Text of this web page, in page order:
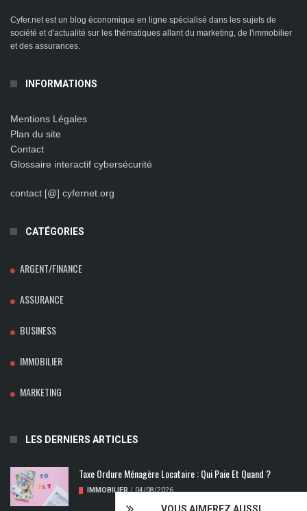
Cyfer.net est un blog économique en ligne spécialisé dans les sujets de
société et d'actualité sur les thématiques allant du marketing, de l'immobilier
et des assurances.
INFORMATIONS
Mentions Légales
Plan du site
Contact
Glossaire interactif cybersécurité
contact [@] cyfernet.org
CATÉGORIES
ARGENT/FINANCE
ASSURANCE
BUSINESS
IMMOBILIER
MARKETING
LES DERNIERS ARTICLES
Taxe Ordure Ménagère Locataire : Qui Paie Et Quand ?
IMMOBILIER / 04/08/2026